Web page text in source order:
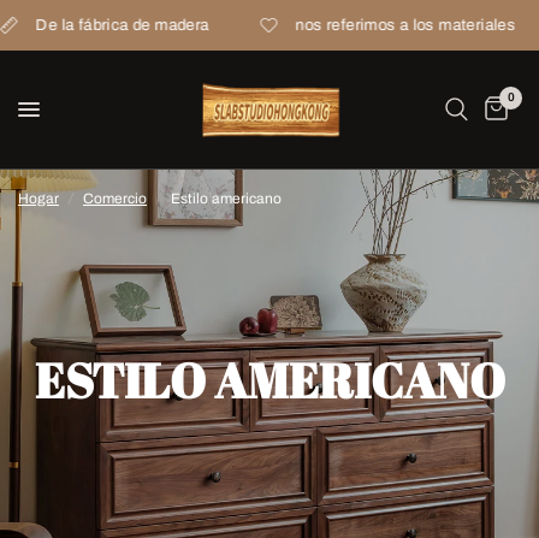
madera nos referimos a los materiales Envío
0
Hogar Comercio / Estilo americano
ESTILO AMERICANO